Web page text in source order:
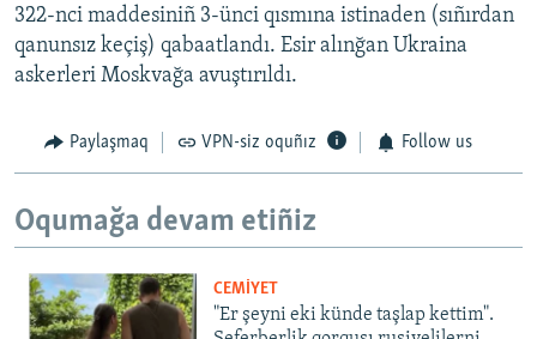
322-nci maddesiniñ 3-ünci qısmına istinaden (sıñırdan
qanunsız keçiş) qabaatlandı. Esir alınğan Ukraina
askerleri Moskvağa avuştırıldı.
Paylaşmaq VPN-siz oquñız Follow us
Oqumağa devam etiñiz
CEMİYET
"Er şeyni eki künde taşlap kettim".